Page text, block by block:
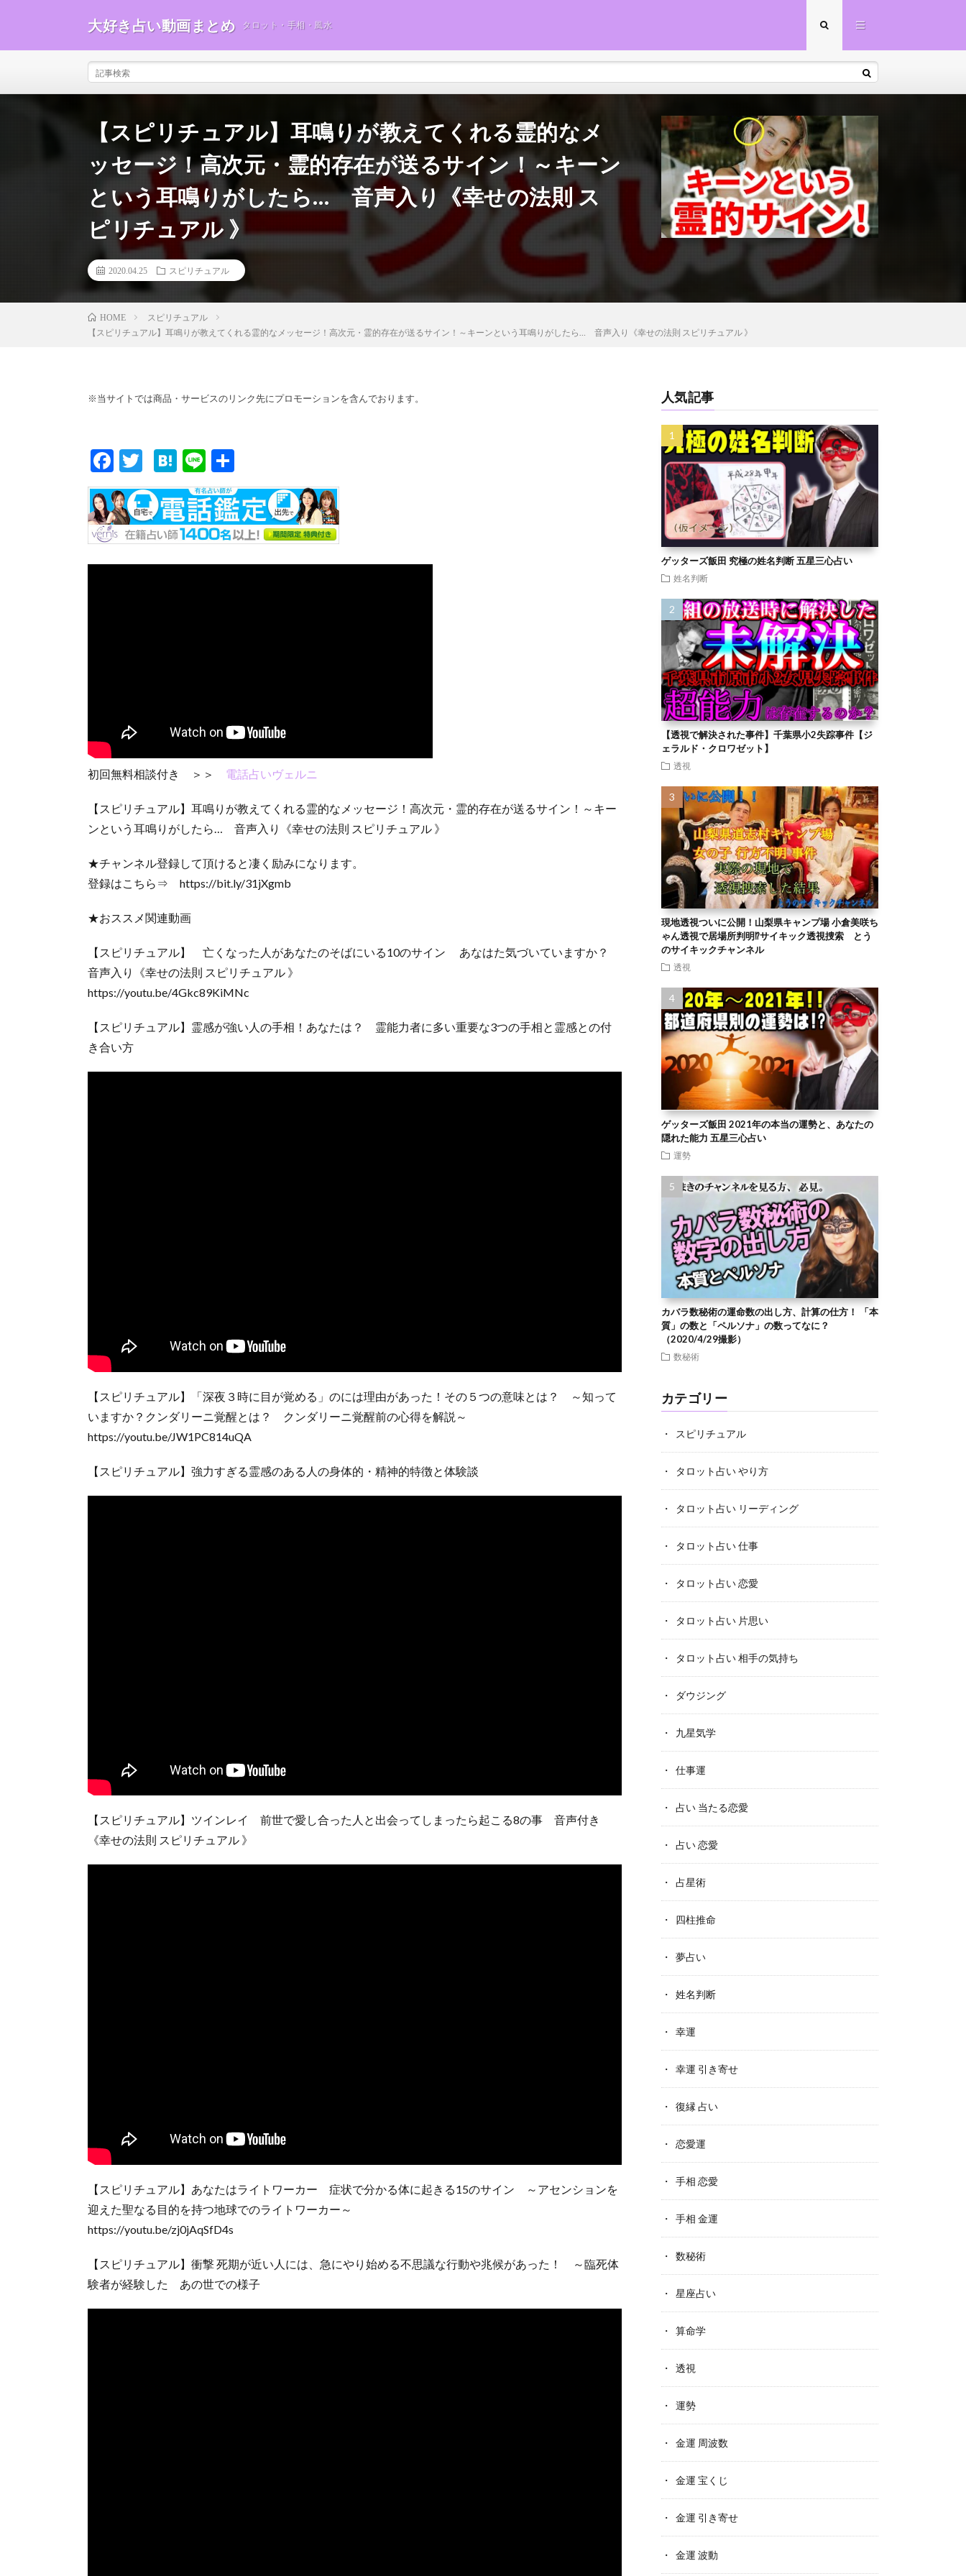
大好き占い動画まとめ タロット・手相・風水
【スピリチュアル】耳鳴りが教えてくれる霊的なメ
ッセージ！高次元・霊的存在が送るサイン！～キーン
という耳鳴りがしたら… 音声入り《幸せの法則 ス
ピリチュアル 》
2020.04.25 スピリチュアル
HOME
スピリチュアル
【スピリチュアル】耳鳴りが教えてくれる霊的なメッセージ！高次元・霊的存在が送るサイン！～キーンという耳鳴りがしたら… 音声入り《幸せの法則 スピリチュアル 》
※当サイトでは商品・サービスのリンク先にプロモーションを含んでおります。
F
ac
e
b
o
T
w
itt
er
H
at
e
n
a
Li
n
e
有
初回無料相談付き ＞＞ 電話占いヴェルニ
【スピリチュアル】耳鳴りが教えてくれる霊的なメッセージ！高次元・霊的存在が送るサイン！～キー
ンという耳鳴りがしたら… 音声入り《幸せの法則 スピリチュアル 》
★チャンネル登録して頂けると凄く励みになります。
登録はこちら⇒ https://bit.ly/31jXgmb
★おススメ関連動画
【スピリチュアル】 亡くなった人があなたのそばにいる10のサイン あなはた気づいていますか？
音声入り《幸せの法則 スピリチュアル 》
https://youtu.be/4Gkc89KiMNc
【スピリチュアル】霊感が強い人の手相！あなたは？ 霊能力者に多い重要な3つの手相と霊感との付
き合い方
【スピリチュアル】「深夜３時に目が覚める」のには理由があった！その５つの意味とは？ ～知って
いますか？クンダリーニ覚醒とは？ クンダリーニ覚醒前の心得を解説～
https://youtu.be/JW1PC814uQA
【スピリチュアル】強力すぎる霊感のある人の身体的・精神的特徴と体験談
【スピリチュアル】ツインレイ 前世で愛し合った人と出会ってしまったら起こる8の事 音声付き
《幸せの法則 スピリチュアル 》
【スピリチュアル】あなたはライトワーカー 症状で分かる体に起きる15のサイン ～アセンションを
迎えた聖なる目的を持つ地球でのライトワーカー～
https://youtu.be/zj0jAqSfD4s
【スピリチュアル】衝撃 死期が近い人には、急にやり始める不思議な行動や兆候があった！ ～臨死体
験者が経験した あの世での様子
人気記事
ゲッターズ飯田 究極の姓名判断 五星三心占い
姓名判断
【透視で解決された事件】千葉県小2失踪事件【ジ
ェラルド・クロワゼット】
透視
現地透視ついに公開！山梨県キャンプ場 小倉美咲ち
ゃん透視で居場所判明⁉︎サイキック透視捜索 とう
のサイキックチャンネル
透視
ゲッターズ飯田 2021年の本当の運勢と、あなたの
隠れた能力 五星三心占い
運勢
カバラ数秘術の運命数の出し方、計算の仕方！ 「本
質」の数と「ペルソナ」の数ってなに？
（2020/4/29撮影）
数秘術
カテゴリー
スピリチュアル
タロット占い やり方
タロット占い リーディング
タロット占い 仕事
タロット占い 恋愛
タロット占い 片思い
タロット占い 相手の気持ち
ダウジング
九星気学
仕事運
占い 当たる恋愛
占い 恋愛
占星術
四柱推命
夢占い
姓名判断
幸運
幸運 引き寄せ
復縁 占い
恋愛運
手相 恋愛
手相 金運
数秘術
星座占い
算命学
透視
運勢
金運 周波数
金運 宝くじ
金運 引き寄せ
金運 波動